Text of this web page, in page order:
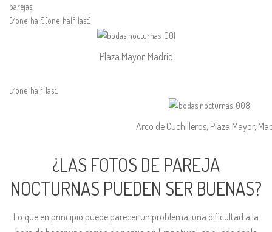
parejas.
[/one_half][one_half_last]
Plaza Mayor, Madrid
[/one_half_last]
Arco de Cuchilleros, Plaza Mayor,
¿LAS FOTOS DE PAREJA
NOCTURNAS PUEDEN SER BUENAS?
Lo que en principio puede parecer un problema, una dificultad a la